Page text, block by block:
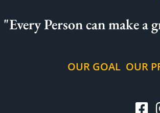
"Every Person can make a
OUR GOAL OUR